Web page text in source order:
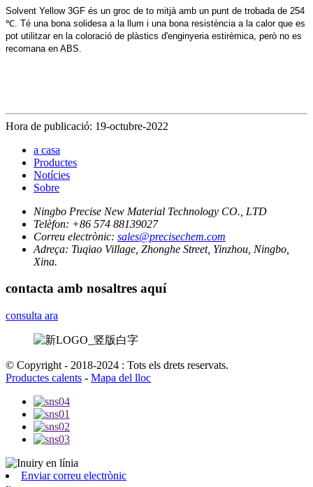
Solvent Yellow 3GF és un groc de to mitjà amb un punt de trobada de 254
℃. Té una bona solidesa a la llum i una bona resistència a la calor que es
pot utilitzar en la coloració de plàstics d'enginyeria estirèmica, però no es
recomana en ABS.
Hora de publicació: 19-octubre-2022
a casa
Productes
Notícies
Sobre
Ningbo Precise New Material Technology CO., LTD
Telèfon: +86 574 88139027
Correu electrònic: sales@precisechem.com
Adreça: Tuqiao Village, Zhonghe Street, Yinzhou, Ningbo,
Xina.
contacta amb nosaltres aquí
consulta ara
© Copyright - 2018-2024 : Tots els drets reservats.
Productes calents - Mapa del lloc
Enviar correu electrònic